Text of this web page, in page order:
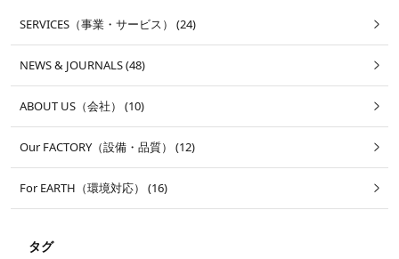
SERVICES（事業・サービス） (24)
NEWS & JOURNALS (48)
ABOUT US（会社） (10)
Our FACTORY（設備・品質） (12)
For EARTH（環境対応） (16)
タグ